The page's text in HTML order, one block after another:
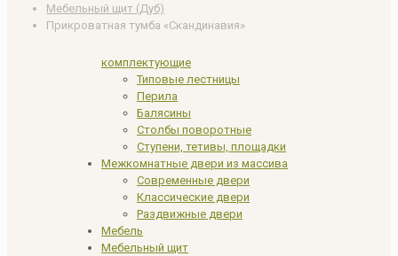
Мебельный щит (Дуб)
Прикроватная тумба «Скандинавия»
комплектующие
Типовые лестницы
Перила
Балясины
Столбы поворотные
Ступени, тетивы, площадки
Межкомнатные двери из массива
Современные двери
Классические двери
Раздвижные двери
Мебель
Мебельный щит